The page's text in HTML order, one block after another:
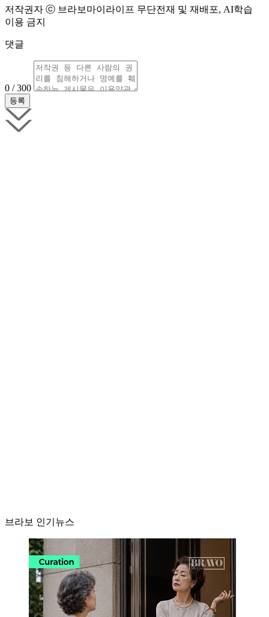
저작권자 ⓒ 브라보마이라이프 무단전재 및 재배포, AI학습
이용 금지
댓글
0 / 300
브라보 인기뉴스